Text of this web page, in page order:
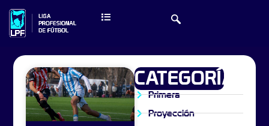
CATEGORÍAS
Primera
Proyección